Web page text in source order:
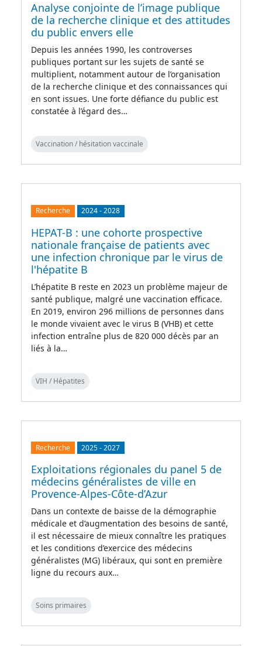
Analyse conjointe de l’image publique
de la recherche clinique et des attitudes
du public envers elle
Depuis les années 1990, les controverses
publiques portant sur les sujets de santé se
multiplient, notamment autour de l’organisation
de la recherche clinique et des connaissances qui
en sont issues. Une forte défiance du public est
constatée à l’égard des…
Vaccination / hésitation vaccinale
Recherche 2024-2028
HEPAT-B : une cohorte prospective
nationale française de patients avec
une infection chronique par le virus de
l'hépatite B
L’hépatite B reste en 2023 un problème majeur de
santé publique, malgré une vaccination efficace.
En 2019, environ 296 millions de personnes dans
le monde vivaient avec le virus B (VHB) et cette
infection entraîne plus de 820 000 décès par an
liés à la…
VIH / Hépatites
Recherche 2025-2027
Exploitations régionales du panel 5 de
médecins généralistes de ville en
Provence-Alpes-Côte-d’Azur
Dans un contexte de baisse de la démographie
médicale et d’augmentation des besoins de santé,
il est nécessaire de mieux connaître les pratiques
et les conditions d’exercice des médecins
généralistes (MG) libéraux, qui sont en première
ligne du recours aux…
Soins primaires